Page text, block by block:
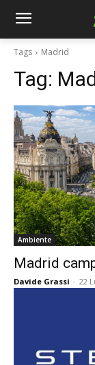
Tags Madrid
Tag:
Ambiente
Madrid
Davide Grassi - 22